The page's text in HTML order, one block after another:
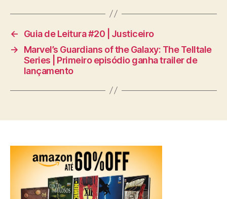
←
Guia de Leitura #20 | Justiceiro
→
Marvel’s Guardians of the Galaxy: The Telltale
Series | Primeiro episódio ganha trailer de
lançamento